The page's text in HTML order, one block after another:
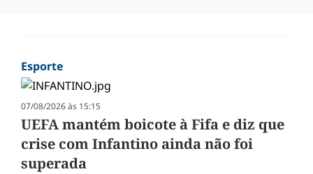
Esporte
07/08/2026 às 15:15
UEFA mantém boicote à Fifa e diz que
crise com Infantino ainda não foi
superada